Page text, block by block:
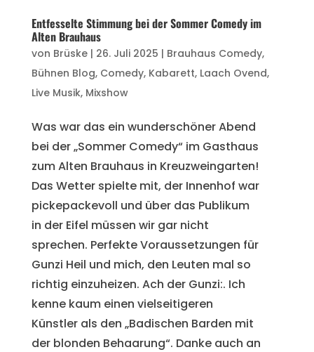
Entfesselte Stimmung bei der Sommer Comedy im
Alten Brauhaus
von Brüske| 26. Juli 2025 | Brauhaus Comedy,
Bühnen Blog, Comedy, Kabarett, Laach Ovend,
Live Musik, Mixshow
Was war das ein wunderschöner Abend
bei der „Sommer Comedy“ im Gasthaus
zum Alten Brauhaus in Kreuzweingarten!
Das Wetter spielte mit, der Innenhof war
pickepackevoll und über das Publikum
in der Eifel müssen wir gar nicht
sprechen. Perfekte Voraussetzungen für
Gunzi Heil und mich, den Leuten mal so
richtig einzuheizen. Ach der Gunzi:. Ich
kenne kaum einen vielseitigeren
Künstler als den „Badischen Barden mit
der blonden Behaarung“. Danke auch an